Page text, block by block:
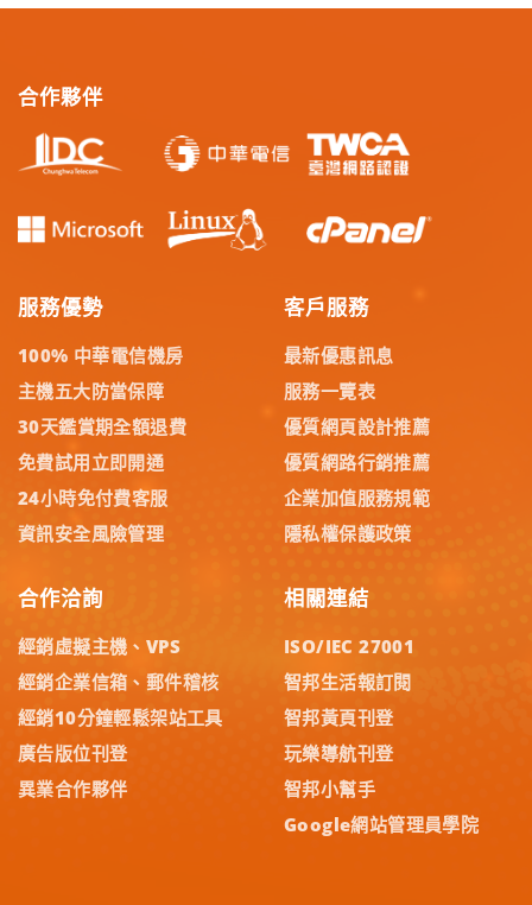
合作夥伴
服務優勢
100% 中華電信機房
主機五大防當保障
30天鑑賞期全額退費
免費試用立即開通
24小時免付費客服
資訊安全風險管理
客戶服務
最新優惠訊息
服務一覽表
優質網頁設計推薦
優質網路行銷推薦
企業加值服務規範
隱私權保護政策
合作洽詢
經銷虛擬主機、VPS
經銷企業信箱、郵件稽核
經銷10分鐘輕鬆架站工具
廣告版位刊登
異業合作夥伴
相關連結
ISO/IEC 27001
智邦生活報訂閱
智邦黃頁刊登
玩樂導航刊登
智邦小幫手
Google網站管理員學院